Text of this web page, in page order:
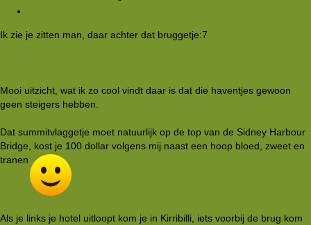
Ik zie je zitten man, daar achter dat bruggetje:7
Mooi uitzicht, wat ik zo cool vindt daar is dat die haventjes gewoon
geen steigers hebben.
Dat summitvlaggetje moet natuurlijk op de top van de Sidney Harbour
Bridge, kost je 100 dollar volgens mij naast een hoop bloed, zweet en
tranen
Als je links je hotel uitloopt kom je in Kirribilli, iets voorbij de brug kom